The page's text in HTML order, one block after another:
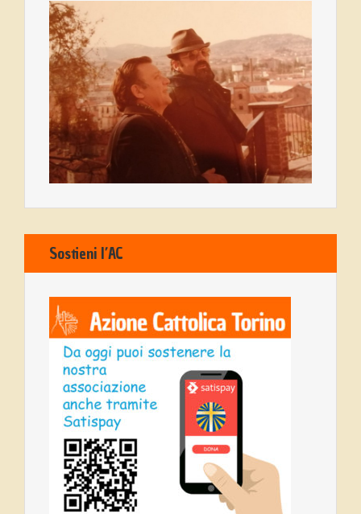
Sostieni l’AC